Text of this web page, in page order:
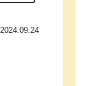
2024.09.24